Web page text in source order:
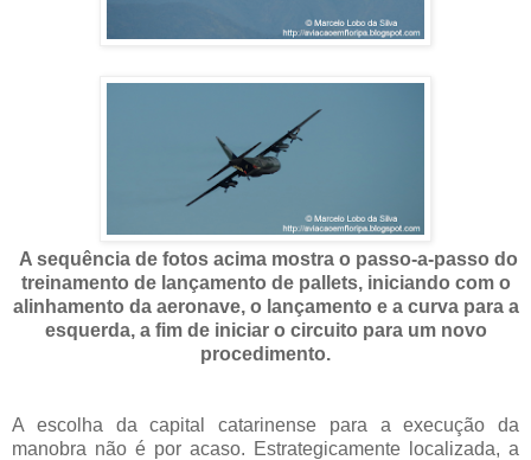
A sequência de fotos acima mostra o passo-a-passo do
treinamento de lançamento de pallets, iniciando com o
alinhamento da aeronave, o lançamento e a curva para a
esquerda, a fim de iniciar o circuito para um novo
procedimento.
A escolha da capital catarinense para a execução da
manobra não é por acaso. Estrategicamente localizada, a